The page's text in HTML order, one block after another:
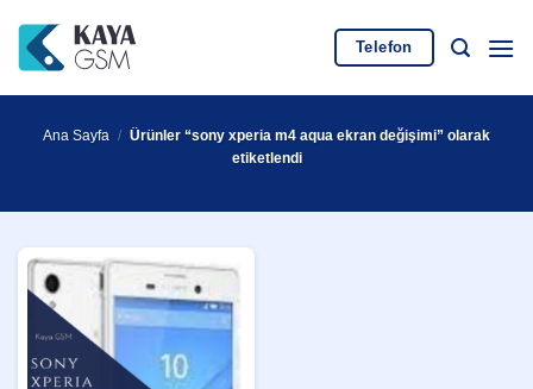
atla
Telefon
Ana Sayfa / Ürünler “sony xperia m4 aqua ekran değişimi” olarak
etiketlendi